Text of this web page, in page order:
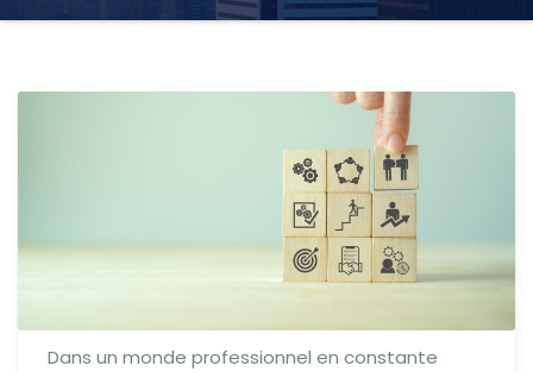
Dans un monde professionnel en constante